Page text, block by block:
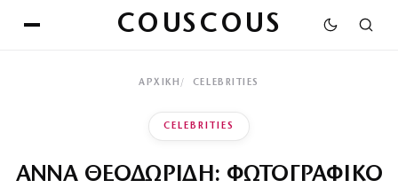
COUSCOUS
ΑΡΧΙΚΉ CELEBRITIES
CELEBRITIES
ΑΝΝΑ ΘΕΟΔΩΡΙΔΗ: ΦΩΤΟΓΡΑΦΙΚΟ